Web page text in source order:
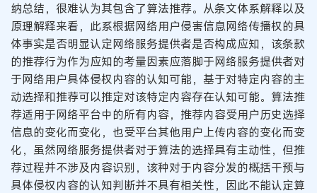
纳总结，很难认为其包含了算法推荐。从条文体系解释以及
原理解释来看，此系根据网络用户侵害信息网络传播权的具
体事实是否明显认定网络服务提供者是否构成应知，该条款
的推荐行为作为应知的考量因素应落脚于网络服务提供者对
于网络用户具体侵权内容的认知可能，基于对特定内容的主
动选择和推荐可以推定对该特定内容存在认知可能。算法推
荐适用于网络平台中的所有内容，推荐内容受用户历史选择
信息的变化而变化，也受平台其他用户上传内容的变化而变
化，虽然网络服务提供者对于算法的选择具有主动性，但推
荐过程并不涉及内容识别，该种对于内容分发的概括干预与
具体侵权内容的认知判断并不具有相关性，因此不能认定算